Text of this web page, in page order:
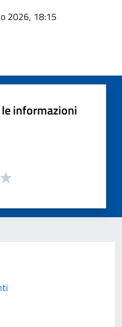
2026, 18:15
informazioni